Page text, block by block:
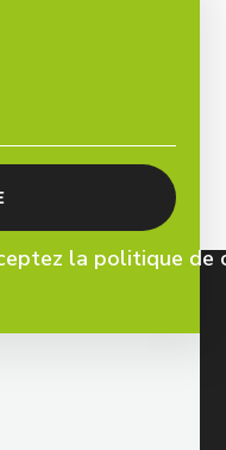
la politique